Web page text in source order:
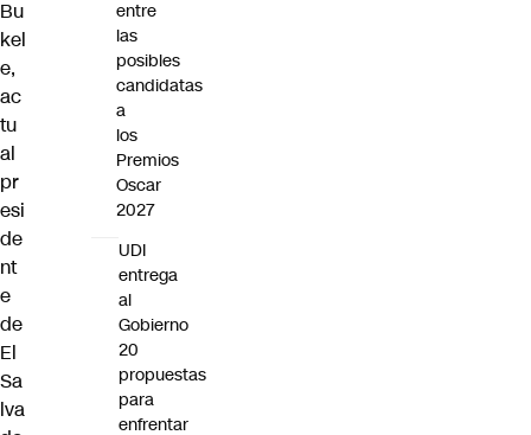
Bu
kel
e,
ac
tu
al
pr
esi
de
nt
e
de
El
Sa
lva
entre
las
posibles
candidatas
a
los
Premios
Oscar
2027
UDI
entrega
al
Gobierno
20
propuestas
para
enfrentar